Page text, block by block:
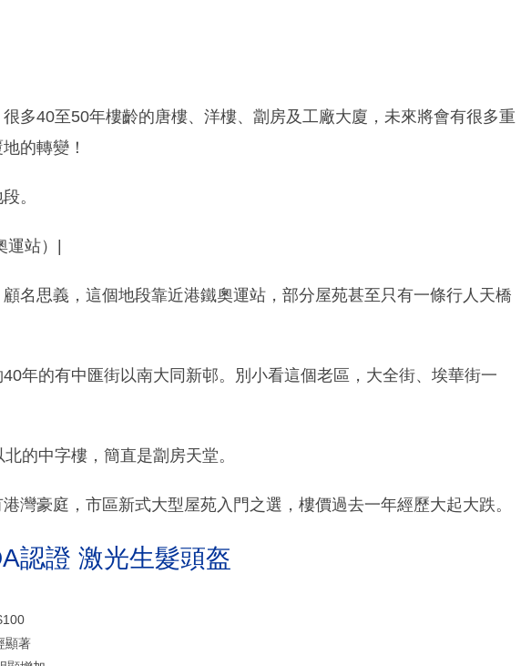
多40至50年樓齡的唐樓、洋樓、劏房及工廠大廈，未來將會有很多重
的轉變！
。
站）|
名思義，這個地段靠近港鐵奧運站，部分屋苑甚至只有一條行人天橋
年的有中匯街以南大同新邨。別小看這個老區，大全街、埃華街一
的中字樓，簡直是劏房天堂。
灣豪庭，市區新式大型屋苑入門之選，樓價過去一年經歷大起大跌。
認證 激光生髮頭盔
顯著